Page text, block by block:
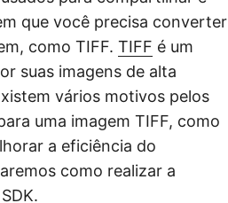
que você precisa converter
como TIFF. TIFF é um
suas imagens de alta
vários motivos pelos
uma imagem TIFF, como
a eficiência do
como realizar a